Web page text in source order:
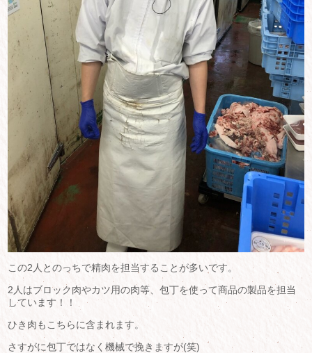
この2人とのっちで精肉を担当することが多いです。
2人はブロック肉やカツ用の肉等、包丁を使って商品の製品を担当
しています！！
ひき肉もこちらに含まれます。
さすがに包丁ではなく機械で挽きますが(笑)